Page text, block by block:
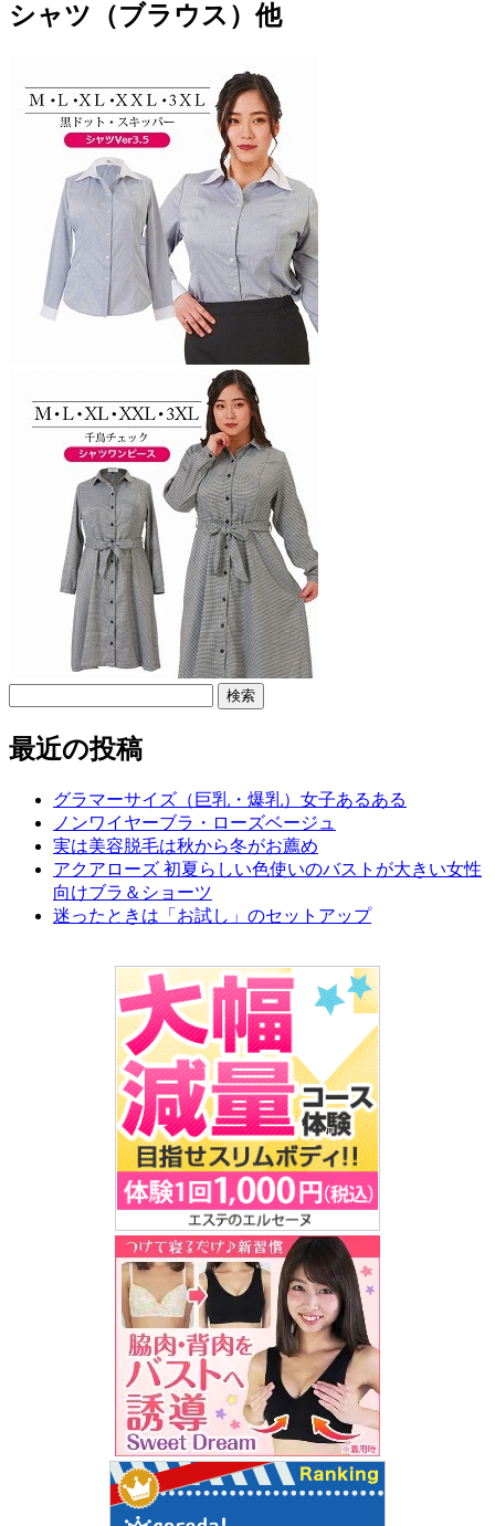
シャツ（ブラウス）他
最近の投稿
グラマーサイズ（巨乳・爆乳）女子あるある
ノンワイヤーブラ・ローズベージュ
実は美容脱毛は秋から冬がお薦め
アクアローズ 初夏らしい色使いのバストが大きい女性
向けブラ＆ショーツ
迷ったときは「お試し」のセットアップ